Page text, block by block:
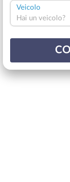
Veicolo
Hai un veicolo?